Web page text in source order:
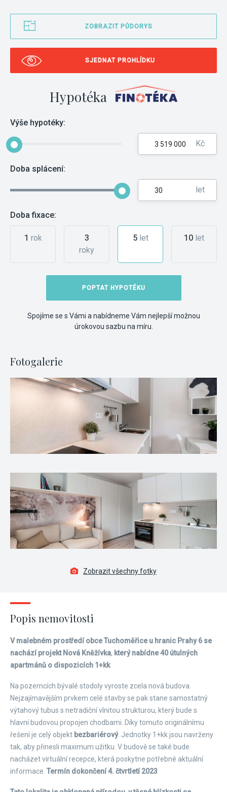
ZOBRAZIT PŮDORYS
SJEDNAT PROHLÍDKU
Hypotéka
Výše hypotéky:
Kč
Doba splácení:
let
Doba fixace:
1 rok
3
roky
5let 10 let
POPTAT HYPOTÉKU
Spojíme se s Vámi a nabídneme Vám nejlepší možnou
úrokovou sazbu na míru.
Fotogalerie
Zobrazit všechny fotky
Popis nemovitosti
V malebném prostředí obce Tuchoměřice u hranic Prahy 6 se
nachází projekt Nová Kněžívka, který nabídne 40 útulných
apartmánů o dispozicích 1+kk.
Na pozemcích bývalé stodoly vyroste zcela nová budova.
Nejzajímavějším prvkem celé stavby se pak stane samostatný
výtahový tubus s netradiční vlnitou strukturou, který bude s
hlavní budovou propojen chodbami. Díky tomuto originálnímu
řešení je celý objekt bezbariérový. Jednotky 1+kk jsou navrženy
tak, aby přinesli maximum užitku. V budově se také bude
nacházet virtuální recepce, která poskytne potřebné aktuální
informace. Termín dokončení 4. čtvrtletí 2023